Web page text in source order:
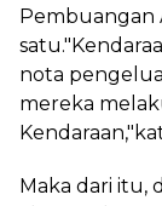
Pembuangan
nota
mereka
Maka dari itu,